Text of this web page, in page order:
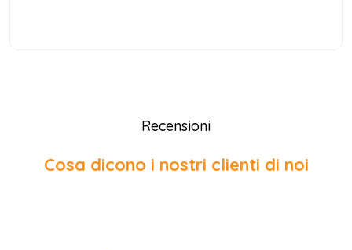
Recensioni
Cosa dicono i nostri clienti di noi